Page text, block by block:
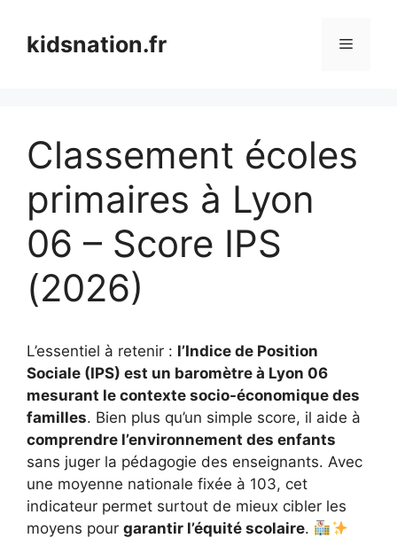
contenukidsnation.fr Menu
Classement écoles
primaires à Lyon
06 – Score IPS
(2026)
L’essentiel à retenir : l’Indice de Position
Sociale (IPS) est un baromètre à Lyon 06
mesurant le contexte socio-économique des
familles. Bien plus qu’un simple score, il aide à
comprendre l’environnement des enfants
sans juger la pédagogie des enseignants. Avec
une moyenne nationale fixée à 103, cet
indicateur permet surtout de mieux cibler les
moyens pour garantir l’équité scolaire.